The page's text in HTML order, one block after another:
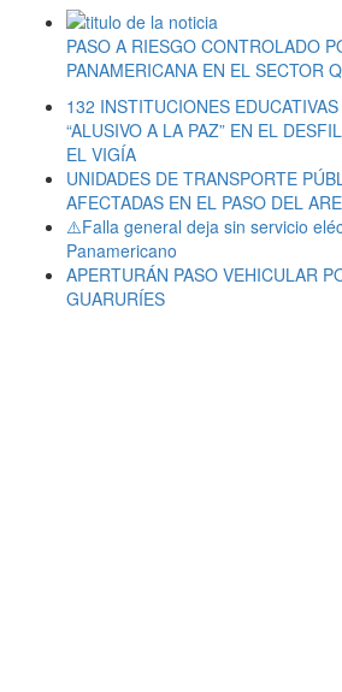
PASO A RIESGO CONTROLADO
PANAMERICANA EN EL SECTOR
132 INSTITUCIONES
“ALUSIVO A LA PAZ” EN EL
EL VIGÍA
UNIDADES DE TRANSPORTE
AFECTADAS EN EL PASO DEL
⚠️Falla general deja sin servicio
Panamericano
APERTURÁN PASO VEHICULAR
GUARURÍES